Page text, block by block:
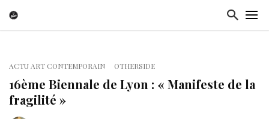
ACTU ART CONTEMPORAIN OTHERSIDE
16ème Biennale de Lyon : « Manifeste de la
fragilité »